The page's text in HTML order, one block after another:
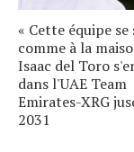
« Cette équipe se
comme à la
Isaac del Toro
dans l'UAE Team
Emirates-XRG
2031